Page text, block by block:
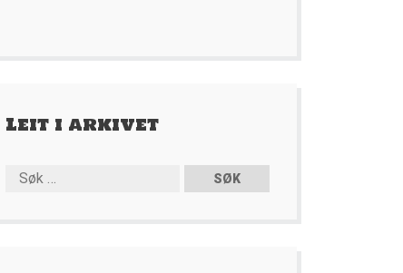
Leit i arkivet